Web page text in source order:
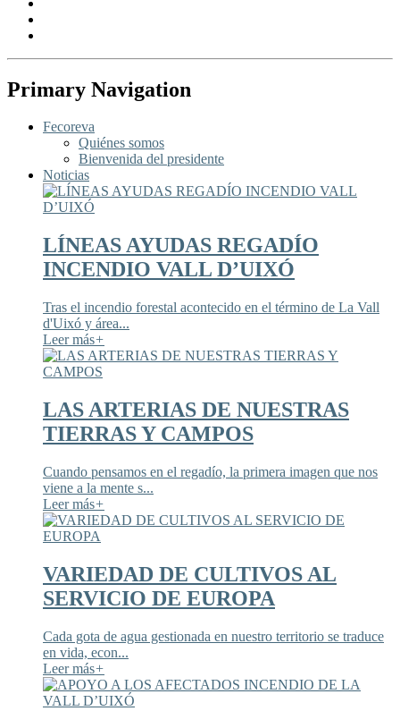
Primary Navigation
Fecoreva
Quiénes somos
Bienvenida del presidente
Noticias
LÍNEAS AYUDAS REGADÍO
INCENDIO VALL D’UIXÓ
Tras el incendio forestal acontecido en el término de La Vall
d'Uixó y área...
Leer más+
LAS ARTERIAS DE NUESTRAS
TIERRAS Y CAMPOS
Cuando pensamos en el regadío, la primera imagen que nos
viene a la mente s...
Leer más+
VARIEDAD DE CULTIVOS AL
SERVICIO DE EUROPA
Cada gota de agua gestionada en nuestro territorio se traduce
en vida, econ...
Leer más+